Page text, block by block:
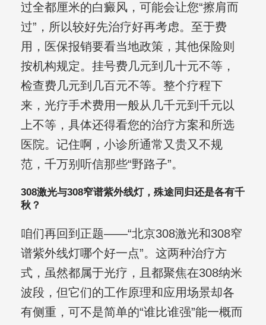
过全都厘米的白癜风，可能会让您“擦肩而
过”，所以较好先治疗好再考虑。至于费
用，医保报销要看当地政策，其他保险则
按机构规定。挂号费几元到几十元不等，
检查费几元到几百元不等。整个疗程下
来，光疗手术费用一般从几千元到千元以
上不等，具体还得看您的治疗方案和所选
医院。记住啊，小诊所通常又贵又不规
范，千万别听信那些“野路子”。
308激光与308窄谱紫外线灯，殊途同归还是各有千
秋？
咱们再回到正题——“北京308激光和308窄
谱紫外线灯哪个好一点”。这两种治疗方
式，虽然都属于光疗，且都聚焦在308纳米
波段，但它们的工作原理和应用场景却各
有侧重，可不是简单的“谁比谁强”能一概而